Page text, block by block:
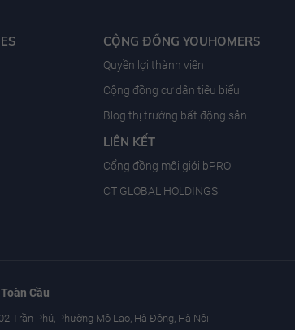
CỘNG ĐỒNG YOUHOMERS
Quyền lợi thành viên
Cộng đồng cư dân tiêu biểu
Blog thị trường bất động sản
LIÊN KẾT
Cổng đồng môi giới bPRO
CT GLOBAL HOLDINGS
Cầu
Trần Phú, Phường Mộ Lao, Hà Đông, Hà Nội